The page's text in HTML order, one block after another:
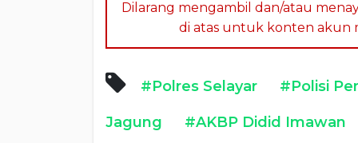
Dilarang mengambil dan/atau
di atas untuk konten akun
#Polres Selayar #Polisi
Jagung #AKBP Didid Imawan